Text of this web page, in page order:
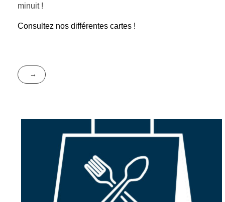
minuit !
Consultez nos différentes cartes !